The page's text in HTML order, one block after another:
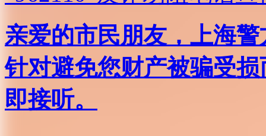
亲爱的市民朋友，上海
针对避免您财产被骗受
即接听。